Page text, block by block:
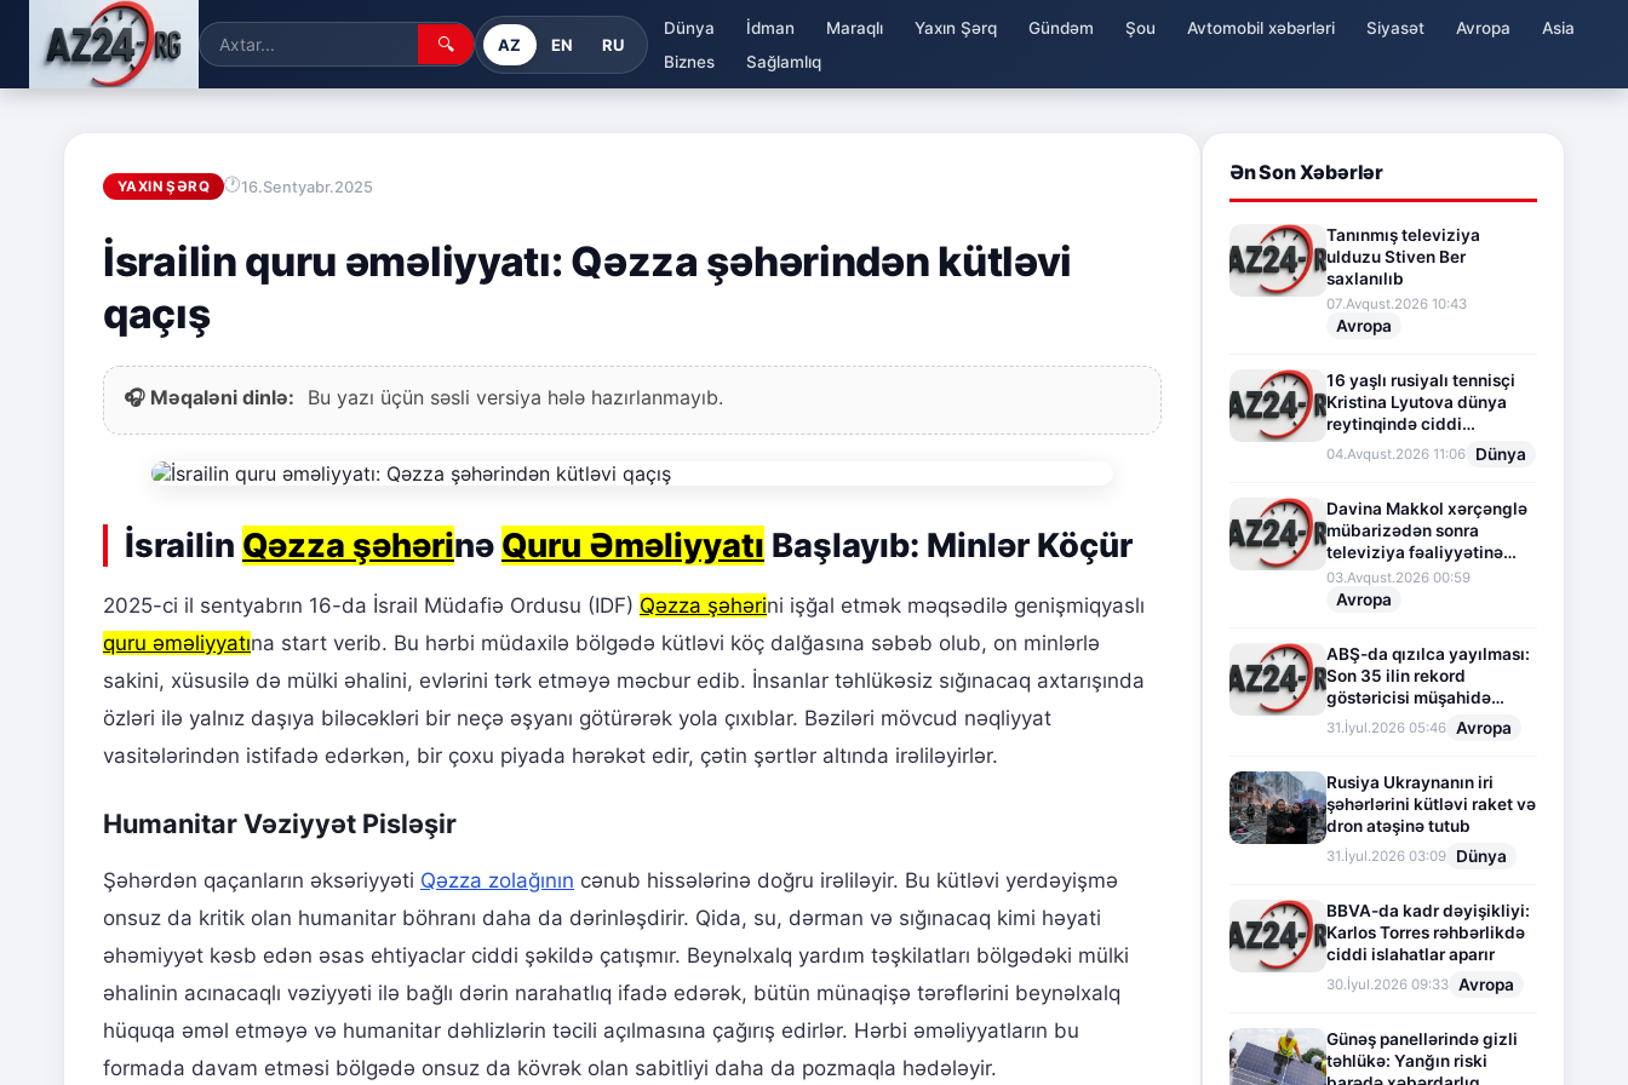
🔍 AZ EN RU
Dünya İdman Maraqlı Yaxın Şərq Gündəm Şou Avtomobil xəbərləri Siyasət Avropa
Asia
Biznes
Sağlamlıq
YAXIN ŞƏRQ 16.Sentyabr.2025
İsrailin quru əməliyyatı: Qəzza şəhərindən kütləvi
qaçış
🎧 Məqaləni dinlə: Bu yazı üçün səsli versiya hələ hazırlanmayıb.
İsrailin Qəzza şəhərinə Quru Əməliyyatı Başlayıb: Minlər Köçür
2025-ci il sentyabrın 16-da İsrail Müdafiə Ordusu (IDF) Qəzza şəhərini işğal etmək məqsədilə genişmiqyaslı
quru əməliyyatına start verib. Bu hərbi müdaxilə bölgədə kütləvi köç dalğasına səbəb olub, on minlərlə
sakini, xüsusilə də mülki əhalini, evlərini tərk etməyə məcbur edib. İnsanlar təhlükəsiz sığınacaq axtarışında
özləri ilə yalnız daşıya biləcəkləri bir neçə əşyanı götürərək yola çıxıblar. Bəziləri mövcud nəqliyyat
vasitələrindən istifadə edərkən, bir çoxu piyada hərəkət edir, çətin şərtlər altında irəliləyirlər.
Humanitar Vəziyyət Pisləşir
Şəhərdən qaçanların əksəriyyəti Qəzza zolağının cənub hissələrinə doğru irəliləyir. Bu kütləvi yerdəyişmə
onsuz da kritik olan humanitar böhranı daha da dərinləşdirir. Qida, su, dərman və sığınacaq kimi həyati
əhəmiyyət kəsb edən əsas ehtiyaclar ciddi şəkildə çatışmır. Beynəlxalq yardım təşkilatları bölgədəki mülki
əhalinin acınacaqlı vəziyyəti ilə bağlı dərin narahatlıq ifadə edərək, bütün münaqişə tərəflərini beynəlxalq
hüquqa əməl etməyə və humanitar dəhlizlərin təcili açılmasına çağırış edirlər. Hərbi əməliyyatların bu
formada davam etməsi bölgədə onsuz da kövrək olan sabitliyi daha da pozmaqla hədələyir.
Ən Son Xəbərlər
Tanınmış televiziya
ulduzu Stiven Ber
saxlanılıb
07.Avqust.2026 10:43
Avropa
16 yaşlı rusiyalı tennisçi
Kristina Lyutova dünya
reytinqində ciddi
irəliləyişə imza atdı
04.Avqust.2026 11:06 Dünya
Davina Makkol xərçənglə
mübarizədən sonra
televiziya fəaliyyətinə
fasilə verir
03.Avqust.2026 00:59
Avropa
ABŞ-da qızılca yayılması:
Son 35 ilin rekord
göstəricisi müşahidə
olunur
31.İyul.2026 05:46 Avropa
Rusiya Ukraynanın iri
şəhərlərini kütləvi raket və
dron atəşinə tutub
31.İyul.2026 03:09 Dünya
BBVA-da kadr dəyişikliyi:
Karlos Torres rəhbərlikdə
ciddi islahatlar aparır
30.İyul.2026 09:33 Avropa
Günəş panellərində gizli
təhlükə: Yanğın riski